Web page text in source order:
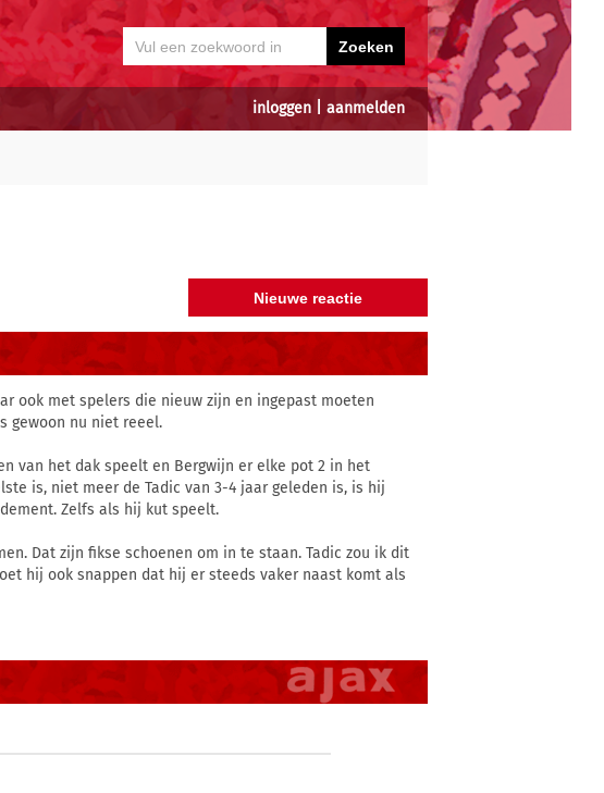
inloggen aanmelden
ook met spelers die nieuw zijn en ingepast moeten
gewoon nu niet reeel.
van het dak speelt en Bergwijn er elke pot 2 in het
is, niet meer de Tadic van 3-4 jaar geleden is, is hij
Zelfs als hij kut speelt.
Dat zijn fikse schoenen om in te staan. Tadic zou ik dit
hij ook snappen dat hij er steeds vaker naast komt als